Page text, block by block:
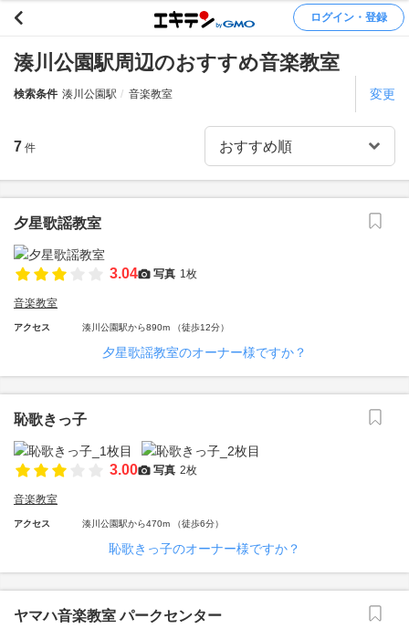
ログイン・登録
湊川公園駅周辺のおすすめ音楽教室
検索条件 湊川公園駅 音楽教室 変更
7 件
夕星歌謡教室
3.04 写真 1枚
音楽教室
アクセス 湊川公園駅から890m （徒歩12分）
夕星歌謡教室のオーナー様ですか？
恥歌きっ子
3.00 写真 2枚
音楽教室
アクセス 湊川公園駅から470m （徒歩6分）
恥歌きっ子のオーナー様ですか？
ヤマハ音楽教室 パークセンター